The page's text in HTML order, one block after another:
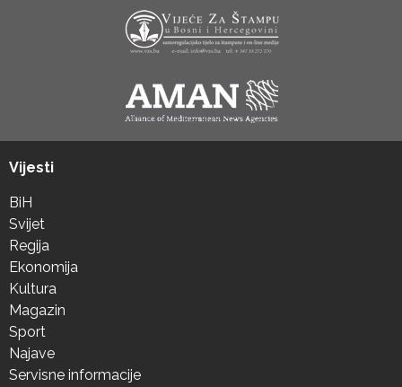
Vijesti
BiH
Svijet
Regija
Ekonomija
Kultura
Magazin
Sport
Najave
Servisne informacije